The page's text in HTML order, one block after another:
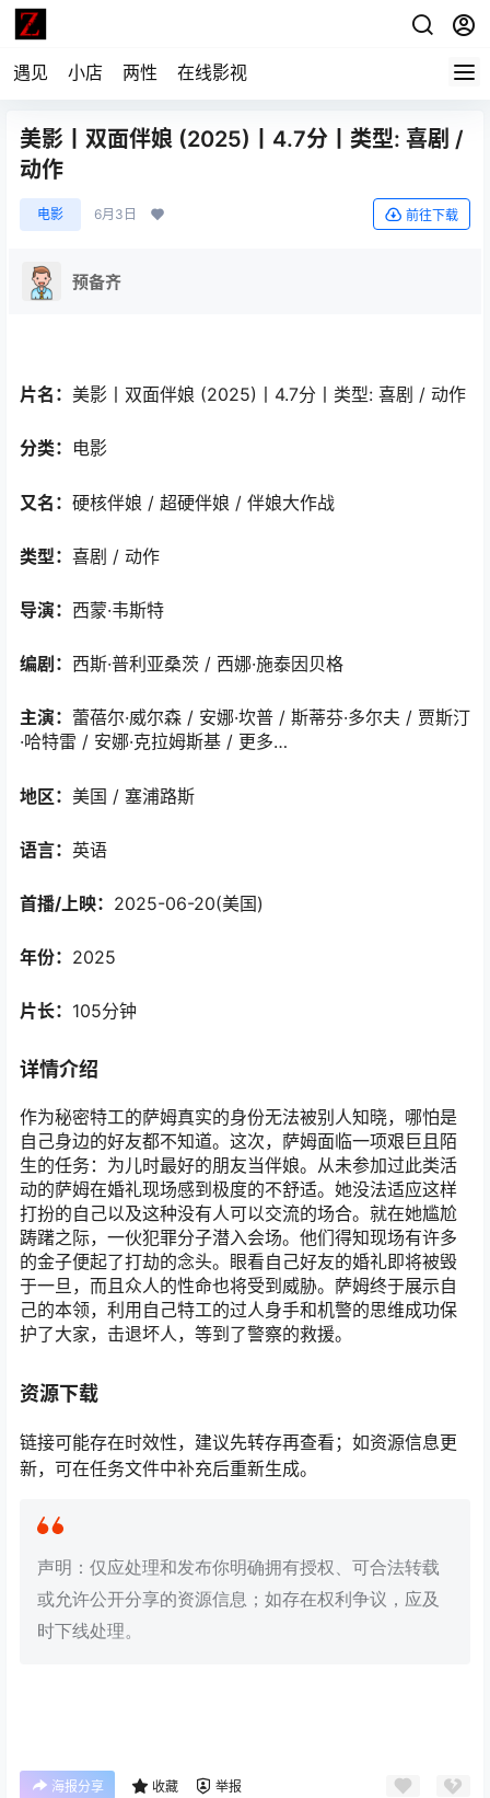
遇见 小店 两性 在线影视
美影丨双面伴娘 (2025)丨4.7分丨类型: 喜剧 /
动作
电影 6月3日 前往下载
预备齐
片名： 美影丨双面伴娘 (2025)丨4.7分丨类型: 喜剧 / 动作
分类： 电影
又名： 硬核伴娘 / 超硬伴娘 / 伴娘大作战
类型： 喜剧 / 动作
导演： 西蒙·韦斯特
编剧： 西斯·普利亚桑茨 / 西娜·施泰因贝格
主演： 蕾蓓尔·威尔森 / 安娜·坎普 / 斯蒂芬·多尔夫 / 贾斯汀
·哈特雷 / 安娜·克拉姆斯基 / 更多…
地区： 美国 / 塞浦路斯
语言： 英语
首播/上映： 2025-06-20(美国)
年份： 2025
片长： 105分钟
详情介绍
作为秘密特工的萨姆真实的身份无法被别人知晓，哪怕是
自己身边的好友都不知道。这次，萨姆面临一项艰巨且陌
生的任务：为儿时最好的朋友当伴娘。从未参加过此类活
动的萨姆在婚礼现场感到极度的不舒适。她没法适应这样
打扮的自己以及这种没有人可以交流的场合。就在她尴尬
踌躇之际，一伙犯罪分子潜入会场。他们得知现场有许多
的金子便起了打劫的念头。眼看自己好友的婚礼即将被毁
于一旦，而且众人的性命也将受到威胁。萨姆终于展示自
己的本领，利用自己特工的过人身手和机警的思维成功保
护了大家，击退坏人，等到了警察的救援。
资源下载
链接可能存在时效性，建议先转存再查看；如资源信息更
新，可在任务文件中补充后重新生成。
声明：仅应处理和发布你明确拥有授权、可合法转载
或允许公开分享的资源信息；如存在权利争议，应及
时下线处理。
海报分享 收藏 举报